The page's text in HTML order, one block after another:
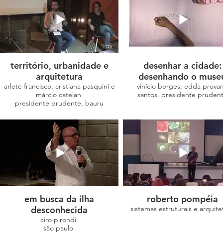
território, urbanidade e
arquitetura
arlete francisco, cristiana pasquini e
márcio catelan
presidente prudente, bauru
em busca da ilha
desconhecida
ciro pirondi
são paulo
desenhar a cidade:
desenhando o
vinício borges, edda
santos, presidente
roberto pompéia
sistemas estruturais e